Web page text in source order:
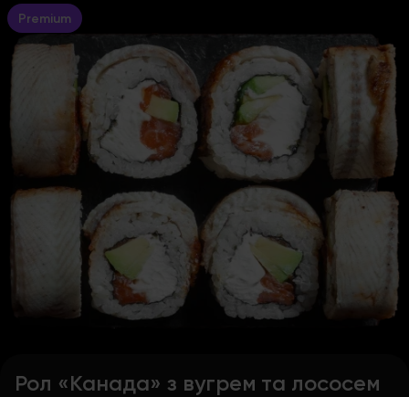
Premium
Рол «Канада» з вугрем та лососем